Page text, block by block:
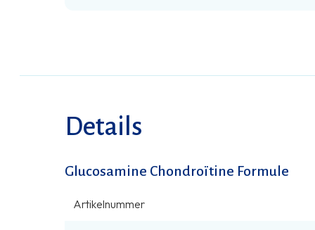
Details
Glucosamine Chondroïtine Formule
Artikelnummer